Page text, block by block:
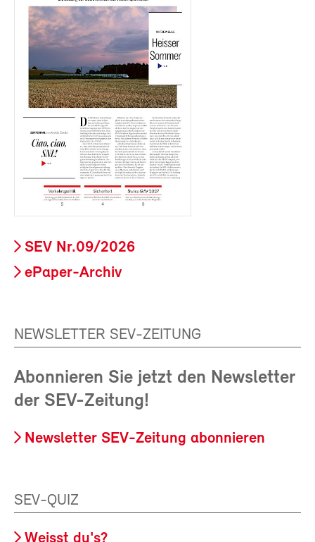
SEV Nr.09/2026
ePaper-Archiv
NEWSLETTER SEV-ZEITUNG
Abonnieren Sie jetzt den Newsletter
der SEV-Zeitung!
Newsletter SEV-Zeitung abonnieren
SEV-QUIZ
Weisst du's?